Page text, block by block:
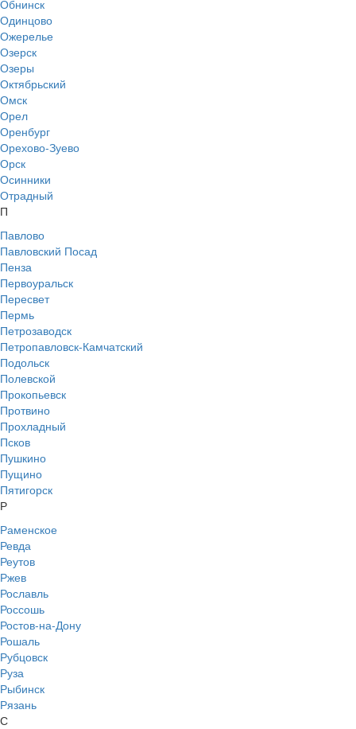
Обнинск
Одинцово
Ожерелье
Озерск
Озеры
Октябрьский
Омск
Орел
Оренбург
Орехово-Зуево
Орск
Осинники
Отрадный
П
Павлово
Павловский Посад
Пенза
Первоуральск
Пересвет
Пермь
Петрозаводск
Петропавловск-Камчатский
Подольск
Полевской
Прокопьевск
Протвино
Прохладный
Псков
Пушкино
Пущино
Пятигорск
Р
Раменское
Ревда
Реутов
Ржев
Рославль
Россошь
Ростов-на-Дону
Рошаль
Рубцовск
Руза
Рыбинск
Рязань
С